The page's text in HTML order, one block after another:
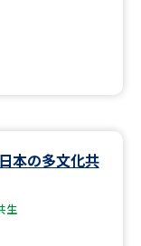
本の多文化共
生